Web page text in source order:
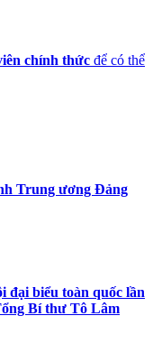
chính thức để có thể
Trung ương Đảng
đại biểu toàn quốc lần
Bí thư Tô Lâm